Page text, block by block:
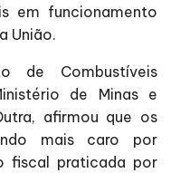
em funcionamento
União.
de Combustíveis
de Minas e
afirmou que os
mais caro por
fiscal praticada por